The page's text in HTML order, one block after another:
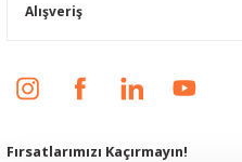
Alışveriş
Fırsatlarımızı Kaçırmayın!